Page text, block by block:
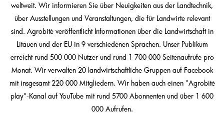
weltweit. Wir informieren Sie über Neuigkeiten aus der Landtechnik,
über Ausstellungen und Veranstaltungen, die für Landwirte relevant
sind. Agrobitė veröffentlicht Informationen über die Landwirtschaft in
Litauen und der EU in 9 verschiedenen Sprachen. Unser Publikum
erreicht rund 500 000 Nutzer und rund 1 700 000 Seitenaufrufe pro
Monat. Wir verwalten 20 landwirtschaftliche Gruppen auf Facebook
mit insgesamt 220 000 Mitgliedern. Wir haben auch einen "Agrobitė
play"-Kanal auf YouTube mit rund 5700 Abonnenten und über 1 600
000 Aufrufen.